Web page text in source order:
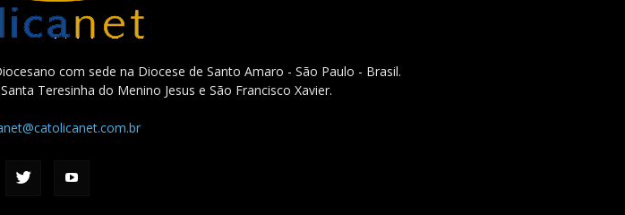
com sede na Diocese de Santo Amaro - São Paulo - Brasil.
Teresinha do Menino Jesus e São Francisco Xavier.